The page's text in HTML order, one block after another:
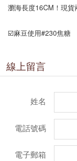
瀏海長度16CM！現貨
☑️麻豆使用#230焦糖
線上留言
姓名
電話號碼
電子郵箱